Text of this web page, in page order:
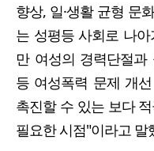
향상, 일·생활 균형 문
는 성평등 사회로 나
만 여성의 경력단절
등 여성폭력 문제 개
촉진할 수 있는 보다
필요한 시점"이라고 말